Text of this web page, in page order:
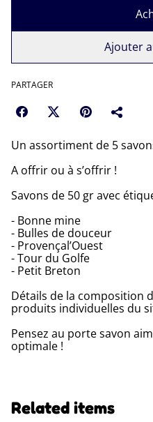
Ajouter
PARTAGER
Un assortiment de 5
A offrir ou à s’offrir !
Savons de 50 gr avec
- Bonne mine
- Bulles de douceur
- Provençal’Ouest
- Tour du Golfe
- Petit Breton
Détails de la composition
produits individuelles du
Pensez au porte savon
optimale !
Related items